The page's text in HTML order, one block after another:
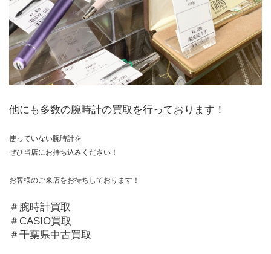
他にも多数の腕時計の買取を行っております！
使っていない腕時計を
ぜひ当店にお持ち込みください！
お客様のご来店をお待ちしております！
＃腕時計買取
＃CASIO買取
＃千葉県中古買取